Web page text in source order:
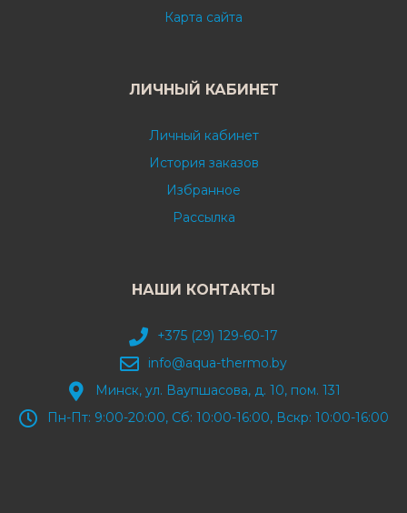
Карта сайта
ЛИЧНЫЙ КАБИНЕТ
Личный кабинет
История заказов
Избранное
Рассылка
НАШИ КОНТАКТЫ
+375 (29) 129-60-17
info@aqua-thermo.by
Минск, ул. Ваупшасова, д. 10, пом. 131
Пн-Пт: 9:00-20:00, Сб: 10:00-16:00, Вскр: 10:00-16:00